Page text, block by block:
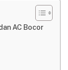
AC Bocor